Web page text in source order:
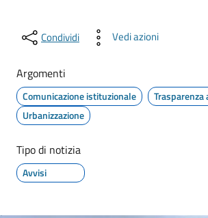
Condividi Vedi azioni
Argomenti
Comunicazione istituzionale
Urbanizzazione
Tipo di notizia
Avvisi